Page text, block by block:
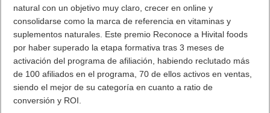
natural con un objetivo muy claro, crecer en online y
consolidarse como la marca de referencia en vitaminas y
suplementos naturales. Este premio Reconoce a Hivital foods
por haber superado la etapa formativa tras 3 meses de
activación del programa de afiliación, habiendo reclutado más
de 100 afiliados en el programa, 70 de ellos activos en ventas,
siendo el mejor de su categoría en cuanto a ratio de
conversión y ROI.